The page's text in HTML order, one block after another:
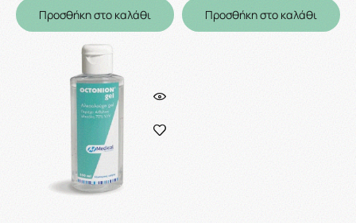
Προσθήκη στο καλάθι Προσθήκη στο καλάθι